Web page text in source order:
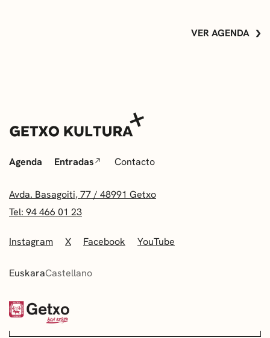
VER AGENDA
Agenda Entradas Contacto
Avda. Basagoiti, 77 / 48991 Getxo
Tel: 94 466 01 23
Instagram X Facebook YouTube
EuskaraCastellano